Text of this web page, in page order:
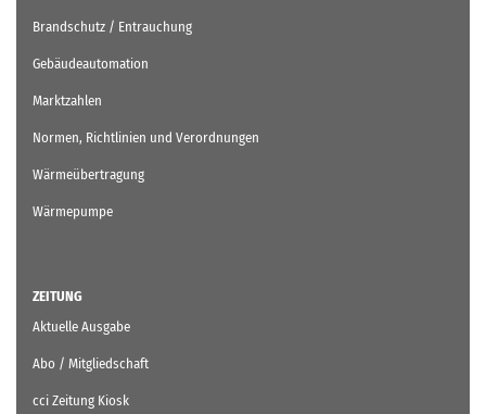
Brandschutz / Entrauchung
Gebäudeautomation
Marktzahlen
Normen, Richtlinien und Verordnungen
Wärmeübertragung
Wärmepumpe
ZEITUNG
Aktuelle Ausgabe
Abo / Mitgliedschaft
cci Zeitung Kiosk